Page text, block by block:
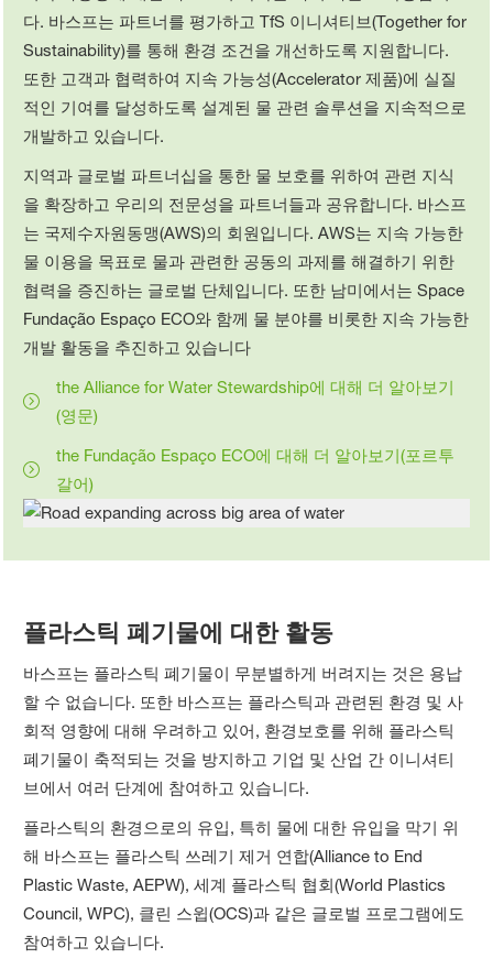
다. 바스프는 파트너를 평가하고 TfS 이니셔티브(Together for
Sustainability)를 통해 환경 조건을 개선하도록 지원합니다.
또한 고객과 협력하여 지속 가능성(Accelerator 제품)에 실질
적인 기여를 달성하도록 설계된 물 관련 솔루션을 지속적으로
개발하고 있습니다.
지역과 글로벌 파트너십을 통한 물 보호를 위하여 관련 지식
을 확장하고 우리의 전문성을 파트너들과 공유합니다. 바스프
는 국제수자원동맹(AWS)의 회원입니다. AWS는 지속 가능한
물 이용을 목표로 물과 관련한 공동의 과제를 해결하기 위한
협력을 증진하는 글로벌 단체입니다. 또한 남미에서는 Space
Fundação Espaço ECO와 함께 물 분야를 비롯한 지속 가능한
개발 활동을 추진하고 있습니다
the Alliance for Water Stewardship에 대해 더 알아보기
(영문)
the Fundação Espaço ECO에 대해 더 알아보기(포르투
갈어)
플라스틱 폐기물에 대한 활동
바스프는 플라스틱 폐기물이 무분별하게 버려지는 것은 용납
할 수 없습니다. 또한 바스프는 플라스틱과 관련된 환경 및 사
회적 영향에 대해 우려하고 있어, 환경보호를 위해 플라스틱
폐기물이 축적되는 것을 방지하고 기업 및 산업 간 이니셔티
브에서 여러 단계에 참여하고 있습니다.
플라스틱의 환경으로의 유입, 특히 물에 대한 유입을 막기 위
해 바스프는 플라스틱 쓰레기 제거 연합(Alliance to End
Plastic Waste, AEPW), 세계 플라스틱 협회(World Plastics
Council, WPC), 클린 스윕(OCS)과 같은 글로벌 프로그램에도
참여하고 있습니다.